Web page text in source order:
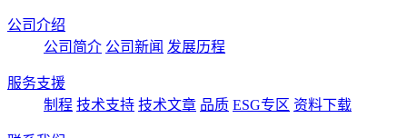
公司介绍
公司简介 公司新闻 发展历程
服务支援
制程 技术支持 技术文章 品质 ESG专区 资料下载